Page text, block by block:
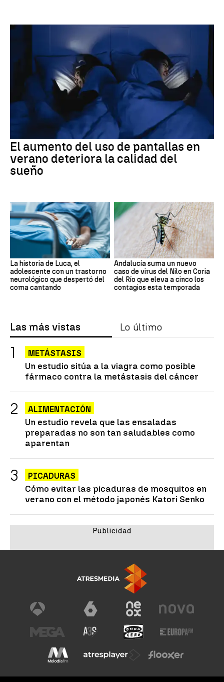
El aumento del uso de pantallas en
verano deteriora la calidad del
sueño
La historia de Luca, el
adolescente con un trastorno
neurológico que despertó del
coma cantando
Andalucía suma un nuevo
caso de virus del Nilo en Coria
del Río que eleva a cinco los
contagios esta temporada
Las más vistas Lo último
METÁSTASIS
Un estudio sitúa a la viagra como posible
fármaco contra la metástasis del cáncer
ALIMENTACIÓN
Un estudio revela que las ensaladas
preparadas no son tan saludables como
aparentan
PICADURAS
Cómo evitar las picaduras de mosquitos en
verano con el método japonés Katori Senko